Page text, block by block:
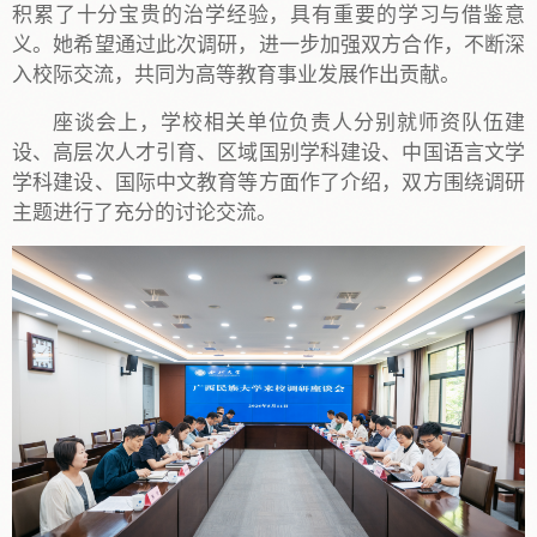
积累了十分宝贵的治学经验，具有重要的学习与借鉴意
义。她希望通过此次调研，进一步加强双方合作，不断深
入校际交流，共同为高等教育事业发展作出贡献。
座谈会上，学校相关单位负责人分别就师资队伍建
设、高层次人才引育、区域国别学科建设、中国语言文学
学科建设、国际中文教育等方面作了介绍，双方围绕调研
主题进行了充分的讨论交流。